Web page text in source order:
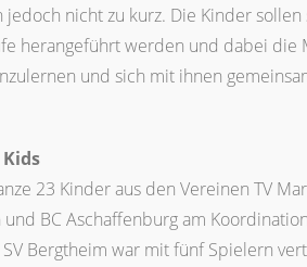
nicht zu kurz. Die Kinder
herangeführt werden und dabei die
und sich mit ihnen
23 Kinder aus den Vereinen TV
und BC Aschaffenburg am
Bergtheim war mit fünf Spielern